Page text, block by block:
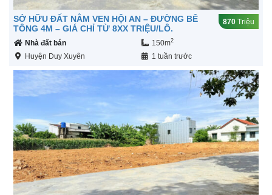
SỞ HỮU ĐẤT NẰM VEN HỘI AN – ĐƯỜNG BÊ
TÔNG 4M – GIÁ CHỈ TỪ 8XX TRIỆU/LÔ.
870 Triệu
Nhà đất bán 150m2
Huyện Duy Xuyên 1 tuần trước